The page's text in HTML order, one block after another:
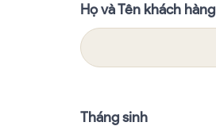
Họ và Tên khách hàng
Tháng sinh